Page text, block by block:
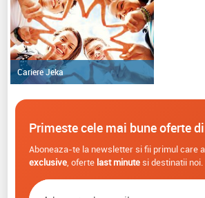
Cariere Jeka
Primeste cele mai bune oferte
Aboneaza-te la newsletter si fii primul care
exclusive, oferte last minutesi destinatii noi.